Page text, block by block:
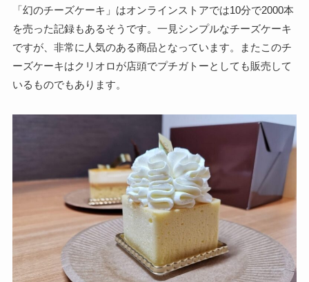
「幻のチーズケーキ」はオンラインストアでは10分で2000本
を売った記録もあるそうです。一見シンプルなチーズケーキ
ですが、非常に人気のある商品となっています。またこのチ
ーズケーキはクリオロが店頭でプチガトーとしても販売して
いるものでもあります。